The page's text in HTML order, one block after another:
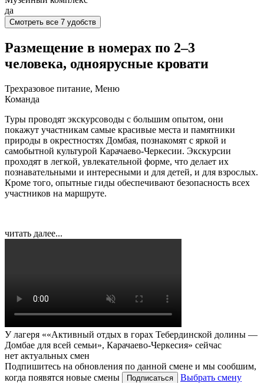
да
Смотреть все 7 удобств
Размещение в номерах по 2–3
человека, одноярусные кровати
Трехразовое питание, Меню
Команда
Туры проводят экскурсоводы с большим опытом, они
покажут участникам самые красивые места и памятники
природы в окрестностях Домбая, познакомят с яркой и
самобытной культурой Карачаево-Черкесии. Экскурсии
проходят в легкой, увлекательной форме, что делает их
познавательными и интересными и для детей, и для взрослых.
Кроме того, опытные гиды обеспечивают безопасность всех
участников на маршруте.
читать далее...
У лагеря ««Активный отдых в горах Тебердинской долины —
Домбае для всей семьи», Карачаево-Черкесия» сейчас
нет актуальных смен
Подпишитесь на обновления по данной смене и мы сообшим,
когда появятся новые смены
Подписаться
Выбрать смену